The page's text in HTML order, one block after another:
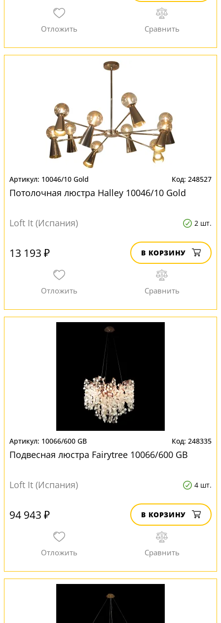
10046/10 Gold 248527
Потолочная люстра Halley 10046/10 Gold
Loft It (Испания) 2 шт.
13 193 ₽ В КОРЗИНУ
10066/600 GB 248335
Подвесная люстра Fairytree 10066/600 GB
Loft It (Испания) 4 шт.
94 943 ₽ В КОРЗИНУ